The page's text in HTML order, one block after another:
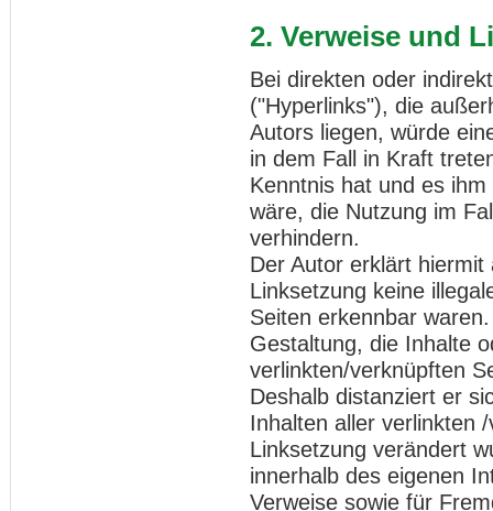
2. Verweise und
Bei direkten oder
("Hyperlinks"), die
Autors liegen, würde
in dem Fall in Kraft
Kenntnis hat und es
wäre, die Nutzung im
verhindern.
Der Autor erklärt
Linksetzung keine
Seiten erkennbar
Gestaltung, die Inhalte
verlinkten/verknüpften
Deshalb distanziert er
Inhalten aller verlinkten
Linksetzung verändert
innerhalb des eigenen
Verweise sowie für